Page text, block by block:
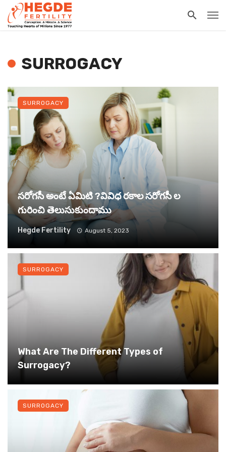
SURROGACY
సరోగసీ అంటే ఏమిటి ?వివిధ రకాల సరోగసీ ల
గురించి తెలుసుకుందాము
Hegde Fertility August 5, 2023
SURROGACY
What Are The Different Types of
Surrogacy?
SURROGACY
SURROGACY